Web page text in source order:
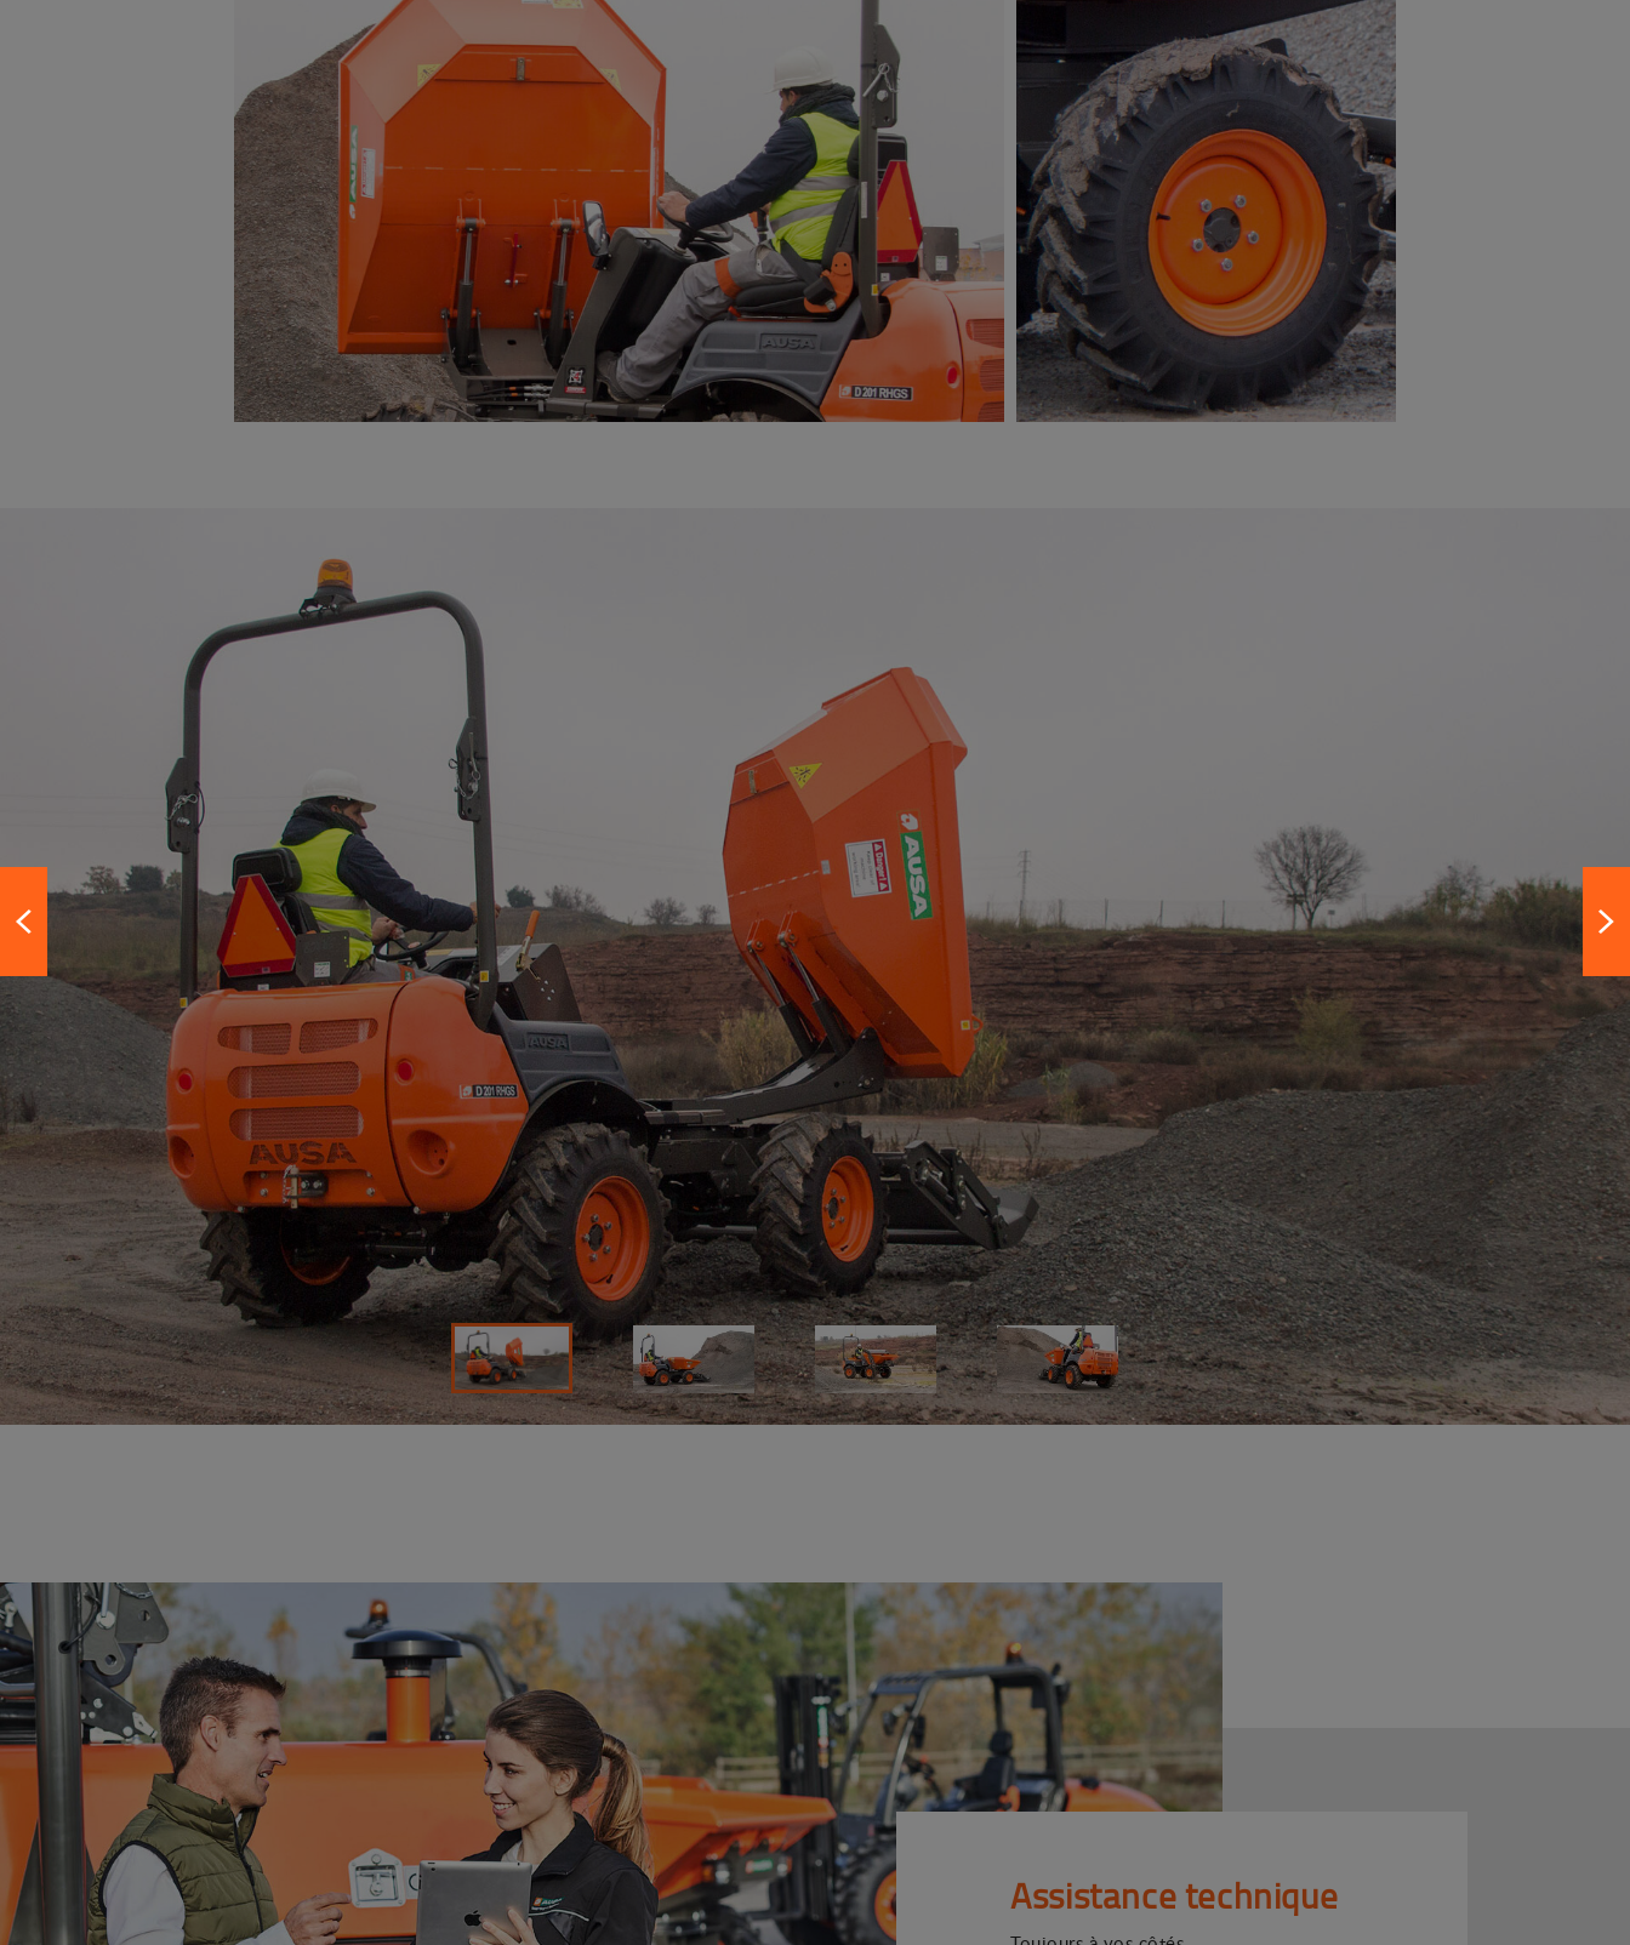
Assistance technique